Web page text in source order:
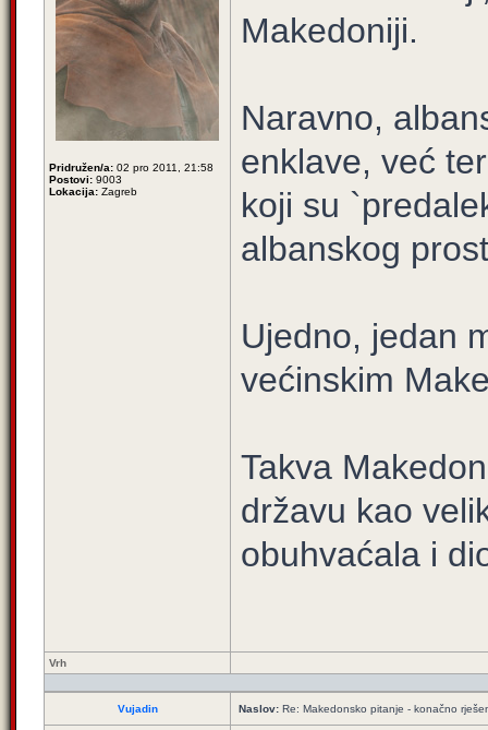
Pridružen/a: 02 pro 2011, 21:58
Postovi: 9003
Lokacija: Zagreb
Makedoniji.
Naravno,
enklave, već
koji su
albanskog
Ujedno, jedan
većinskim
Takva
državu kao
obuhvaćala i
Vrh
Vujadin Naslov: Re: Makedonsko pitanje - konačno